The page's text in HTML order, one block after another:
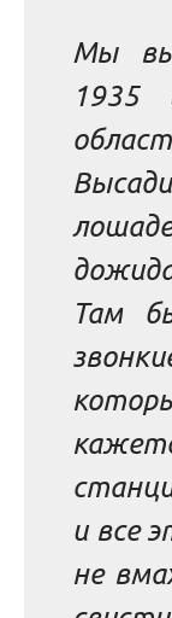
Мы
1935
Там
и все
не